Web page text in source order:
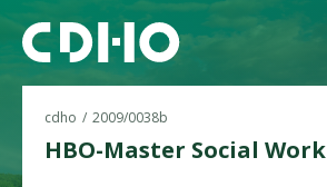
cdho 2009/0038b
HBO-Master Social Work